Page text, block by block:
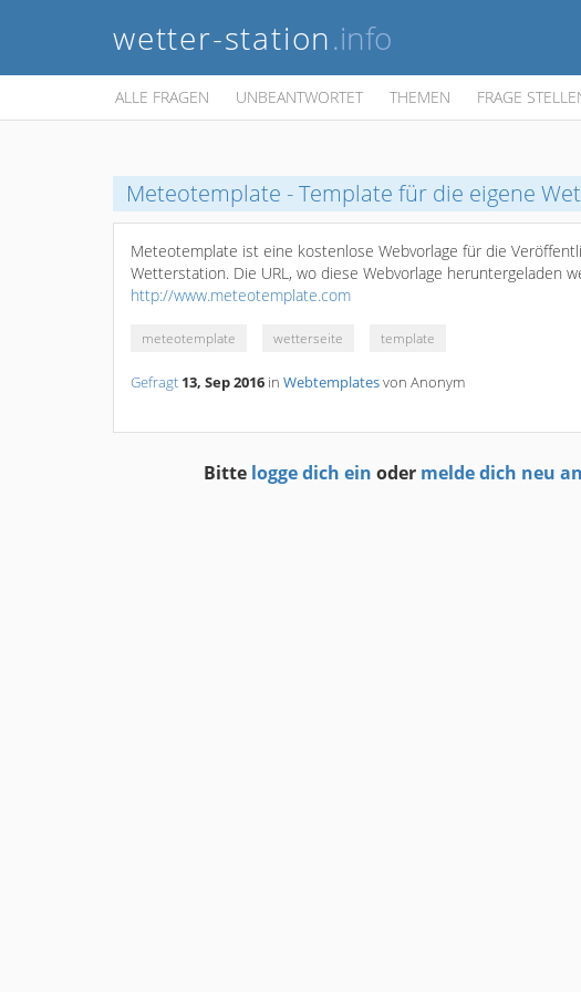
wetter-station.info
ALLE FRAGEN UNBEANTWORTET THEMEN FRAGE
Meteotemplate - Template für die eigene
Meteotemplate ist eine kostenlose Webvorlage für die
Wetterstation. Die URL, wo diese Webvorlage heruntergeladen
http://www.meteotemplate.com
meteotemplate wetterseite template
Gefragt 13, Sep 2016 in Webtemplatesvon Anonym
Bitte logge dich ein oder melde dich neu an